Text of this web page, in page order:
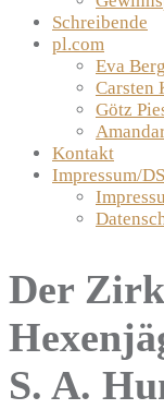
Schreibende
pl.com
Eva
Carsten
Götz
Kontakt
Impressum/
Der
S. A.